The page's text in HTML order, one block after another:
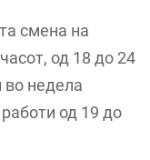
смена на
од 18 до 24
во недела
од 19 до